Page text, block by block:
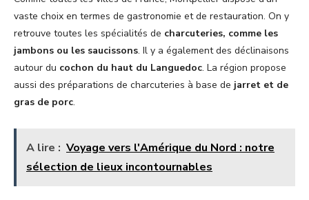
vaste choix en termes de gastronomie et de restauration. On y
retrouve toutes les spécialités de charcuteries, comme les
jambons ou les saucissons. Il y a également des déclinaisons
autour du cochon du haut du Languedoc. La région propose
aussi des préparations de charcuteries à base de jarret et de
gras de porc.
A lire : Voyage vers l'Amérique du Nord : notre
sélection de lieux incontournables